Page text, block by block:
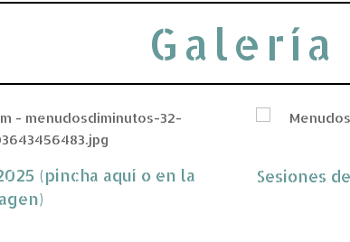
Galería
(pincha aquí o en la
Sesiones